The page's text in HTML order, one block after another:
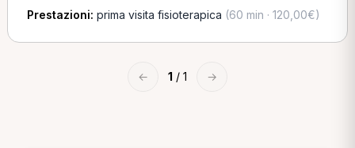
Prestazioni: prima visita fisioterapica (60 min · 120,00€)
← 1 / 1 →